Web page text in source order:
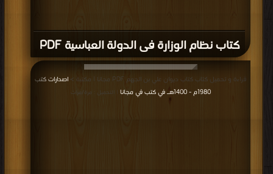
كتاب نظام الوزارة فى الدولة العباسية PDF
قراءة و تحميل كتاب كتاب ديوان علي بن الجهم PDF مجانا | مكتبة >
اصدارات كتب
1980م - 1400هـ في كتب في مجانا
| التحميل : مرة/مرات